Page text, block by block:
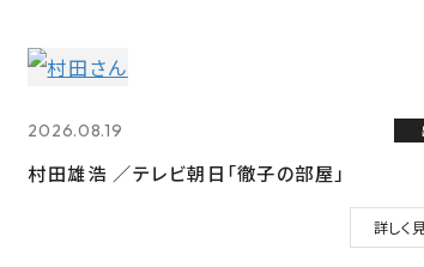
2026.08.19
村田雄浩 ／テレビ朝日「徹子の部屋」
詳しく